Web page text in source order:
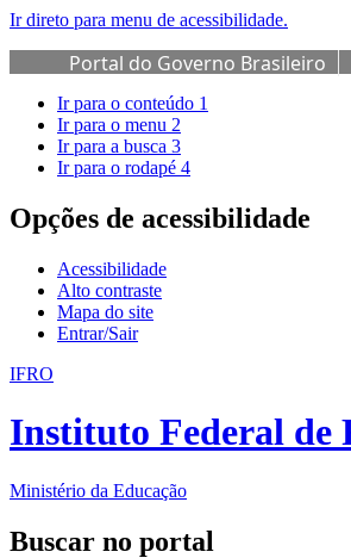
Ir direto para menu de acessibilidade.
Portal do Governo Brasileiro
Ir para o conteúdo 1
Ir para o menu 2
Ir para a busca 3
Ir para o rodapé 4
Opções de acessibilidade
Acessibilidade
Alto contraste
Mapa do site
Entrar/Sair
IFRO
Instituto Federal de
Ministério da Educação
Buscar no portal